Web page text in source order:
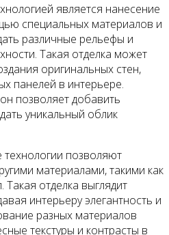
является нанесение
специальных материалов и
различные рельефы и
Такая отделка может
оригинальных стен,
панелей в интерьере.
позволяет добавить
уникальный облик
позволяют
материалами, такими как
Такая отделка выглядит
интерьеру элегантность и
разных материалов
текстуры и контрасты в